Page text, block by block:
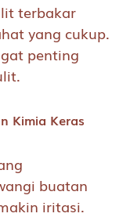
terbakar
yang cukup.
penting
Kimia Keras
buatan
iritasi.